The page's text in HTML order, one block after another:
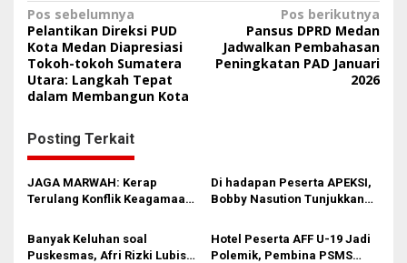
N
a
v
i
a
s
i
o
Pos sebelumnya
Pelantikan Direksi PUD
Kota Medan Diapresiasi
Tokoh-tokoh Sumatera
Utara: Langkah Tepat
dalam Membangun Kota
Pos berikutnya
Pansus DPRD Medan
Jadwalkan Pembahasan
Peningkatan PAD Januari
2026
Posting Terkait
JAGA MARWAH: Kerap
Terulang Konflik Keagamaan,
Ciptakan Kondusifitas
Di hadapan Peserta APEKSI,
Bobby Nasution Tunjukkan
Medan di Eranya
Banyak Keluhan soal
Puskesmas, Afri Rizki Lubis
Hotel Peserta AFF U-19 Jadi
Polemik, Pembina PSMS